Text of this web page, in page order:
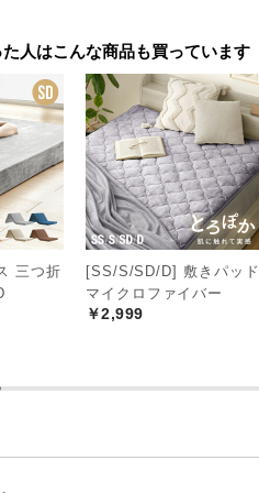
人はこんな商品も買っています
三つ折
[SS/S/SD/D] 敷きパッド
マイクロファイバー
￥2,999